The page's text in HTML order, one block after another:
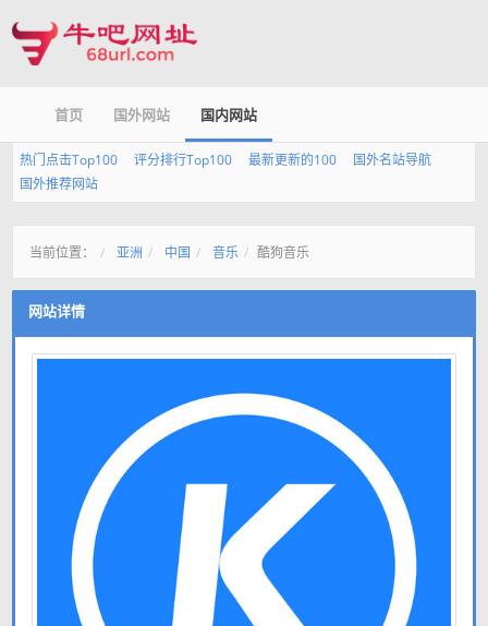
首页 国外网站 国内网站
热门点击Top100 评分排行Top100 最新更新的100
国外名站导航
国外推荐网站
当前位置： 亚洲 中国 音乐 酷狗音乐
网站详情